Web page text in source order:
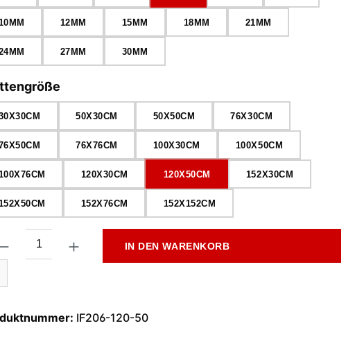
12MM 15MM 18MM 21MM
27MM 30MM
50X30CM 50X50CM 76X30CM
76X76CM 100X30CM 100X50CM
120X30CM 120X50CM 152X30CM
152X76CM 152X152CM
IN DEN WARENKORB
IF206-120-50